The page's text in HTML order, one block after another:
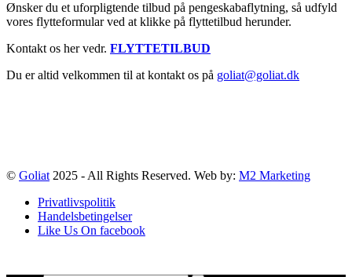
Ønsker du et uforpligtende tilbud på pengeskabaflytning, så udfyld
vores flytteformular ved at klikke på flyttetilbud herunder.
Kontakt os her vedr. FLYTTETILBUD
Du er altid velkommen til at kontakt os på goliat@goliat.dk
© Goliat2025 - All Rights Reserved. Web by: M2 Marketing
Privatlivspolitik
Handelsbetingelser
Like Us On facebook